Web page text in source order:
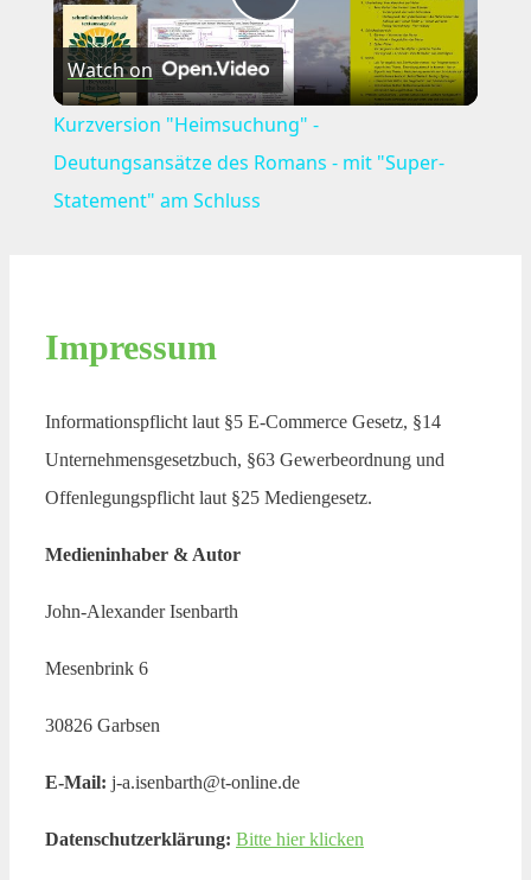
Play
Video
Watch on
Kurzversion "Heimsuchung" -
Deutungsansätze des Romans - mit "Super-
Statement" am Schluss
Impressum
Informationspflicht laut §5 E-Commerce Gesetz, §14
Unternehmensgesetzbuch, §63 Gewerbeordnung und
Offenlegungspflicht laut §25 Mediengesetz.
Medieninhaber & Autor
John-Alexander Isenbarth
Mesenbrink 6
30826 Garbsen
E-Mail: j-a.isenbarth@t-online.de
Datenschutzerklärung: Bitte hier klicken